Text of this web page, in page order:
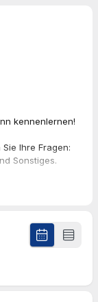
kennenlernen!
Ihre Fragen:
Sonstiges.
Sie bitte zur